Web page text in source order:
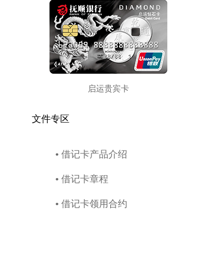
启运贵宾卡
文件专区
• 借记卡产品介绍
• 借记卡章程
• 借记卡领用合约